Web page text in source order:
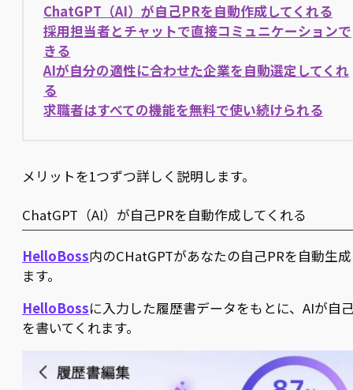
ChatGPT（AI）が自己PRを自動作成してくれる
採用担当者とチャットで直接コミュニケーションで
きる
AIが自分の適性に合わせた企業を自動選定してくれ
る
求職者はすべての機能を無料で使い続けられる
メリットを1つずつ詳しく説明します。
ChatGPT（AI）が自己PRを自動作成してくれる
HelloBoss内のCHatGPTがあなたの自己PRを自動生
ます。
HelloBossに入力した履歴書データをもとに、AIが自
を書いてくれます。